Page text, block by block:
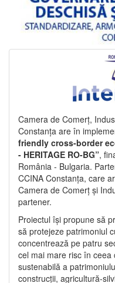
Camera de Comerț,
Constanța are în
friendly cross-border
- HERITAGE RO-BG”,
România - Bulgaria.
CCINA Constanța, care
Camera de Comerț și
partener.
Proiectul își propune să
să protejeze patrimoniul
concentrează pe patru
cel mai mare risc în ceea
sustenabilă a
construcții, agricultură-